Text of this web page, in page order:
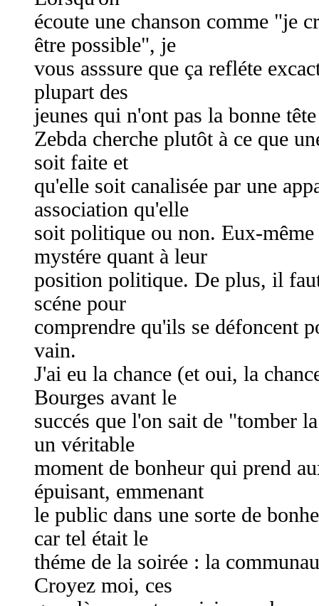
écoute une chanson comme "je
être possible", je
vous asssure que ça refléte
plupart des
jeunes qui n'ont pas la bonne
Zebda cherche plutôt à ce que
soit faite et
qu'elle soit canalisée par une
association qu'elle
soit politique ou non. Eux-
mystére quant à leur
position politique. De plus, il
scéne pour
comprendre qu'ils se défoncent
vain.
J'ai eu la chance (et oui, la
Bourges avant le
succés que l'on sait de "tomber
un véritable
moment de bonheur qui prend
épuisant, emmenant
le public dans une sorte de
car tel était le
théme de la soirée : la
Croyez moi, ces